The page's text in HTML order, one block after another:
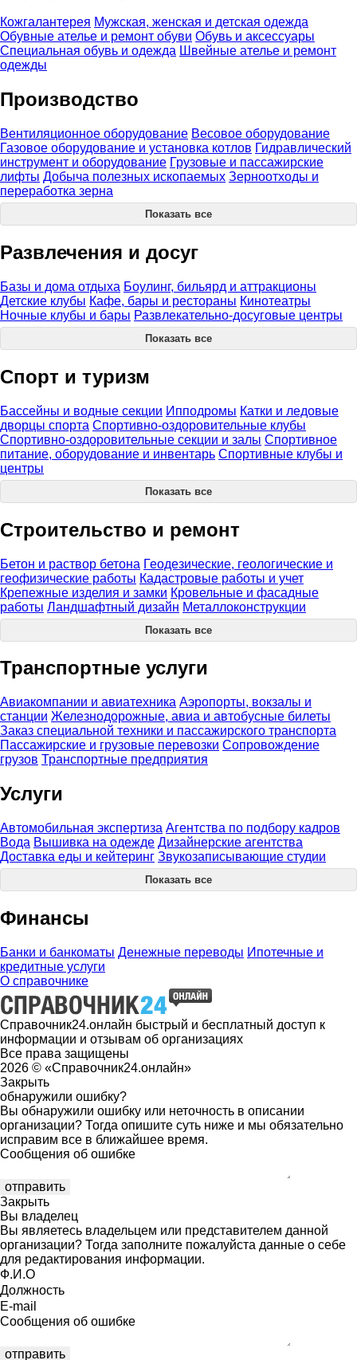
Кожгалантерея Мужская, женская и детская одежда
Обувные ателье и ремонт обуви Обувь и аксессуары
Специальная обувь и одежда Швейные ателье и ремонт
одежды
Производство
Вентиляционное оборудование Весовое оборудование
Газовое оборудование и установка котлов Гидравлический
инструмент и оборудование Грузовые и пассажирские
лифты Добыча полезных ископаемых Зерноотходы и
переработка зерна
Показать все
Развлечения и досуг
Базы и дома отдыха Боулинг, бильярд и аттракционы
Детские клубы Кафе, бары и рестораны Кинотеатры
Ночные клубы и бары Развлекательно-досуговые центры
Показать все
Спорт и туризм
Бассейны и водные секции Ипподромы Катки и ледовые
дворцы спорта Спортивно-оздоровительные клубы
Спортивно-оздоровительные секции и залы Спортивное
питание, оборудование и инвентарь Спортивные клубы и
центры
Показать все
Строительство и ремонт
Бетон и раствор бетона Геодезические, геологические и
геофизические работы Кадастровые работы и учет
Крепежные изделия и замки Кровельные и фасадные
работы Ландшафтный дизайн Металлоконструкции
Показать все
Транспортные услуги
Авиакомпании и авиатехника Аэропорты, вокзалы и
станции Железнодорожные, авиа и автобусные билеты
Заказ специальной техники и пассажирского транспорта
Пассажирские и грузовые перевозки Сопровождение
грузов Транспортные предприятия
Услуги
Автомобильная экспертиза Агентства по подбору кадров
Вода Вышивка на одежде Дизайнерские агентства
Доставка еды и кейтеринг Звукозаписывающие студии
Показать все
Финансы
Банки и банкоматы Денежные переводы Ипотечные и
кредитные услуги
О справочнике
Справочник24.онлайн быстрый и бесплатный доступ к
информации и отзывам об организациях
Все права защищены
2026 © «Справочник24.онлайн»
Закрыть
обнаружили ошибку?
Вы обнаружили ошибку или неточность в описании
организации? Тогда опишите суть ниже и мы обязательно
исправим все в ближайшее время.
Сообщения об ошибке
Закрыть
Вы владелец
Вы являетесь владельцем или представителем данной
организации? Тогда заполните пожалуйста данные о себе
для редактирования информации.
Ф.И.О
Должность
E-mail
Сообщения об ошибке